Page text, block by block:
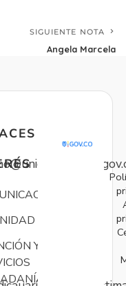
SIGUIENTE NOTA
Angela Marcela
Y